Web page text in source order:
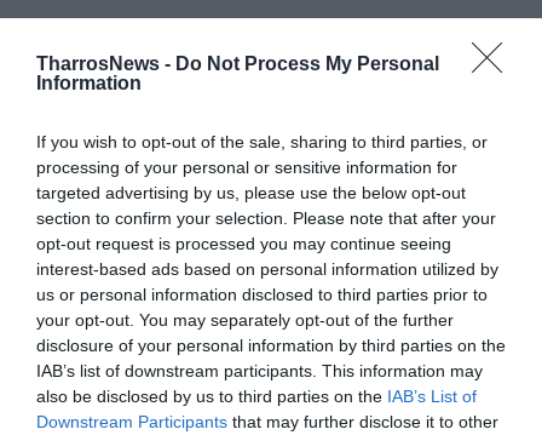
TharrosNews - Do Not Process My Personal
Information
If you wish to opt-out of the sale, sharing to third parties, or
processing of your personal or sensitive information for
targeted advertising by us, please use the below opt-out
section to confirm your selection. Please note that after your
opt-out request is processed you may continue seeing
interest-based ads based on personal information utilized by
us or personal information disclosed to third parties prior to
your opt-out. You may separately opt-out of the further
disclosure of your personal information by third parties on the
IAB’s list of downstream participants. This information may
also be disclosed by us to third parties on the IAB’s List of
Downstream Participants that may further disclose it to other
TAGS:
ΔΗΜΟΤΙΚΟ ΣΥΜΒΟΥΛΙΟ ΚΑΛΑΜΑΤΑΣ
ΘΑΝΑΣΗΣ ΒΑΣΙΛΟΠΟΥΛΟΣ
ΜΙΛΤΟΣ ΧΡΥΣΟΜΑΛΛΗΣ
Facebook Twitter